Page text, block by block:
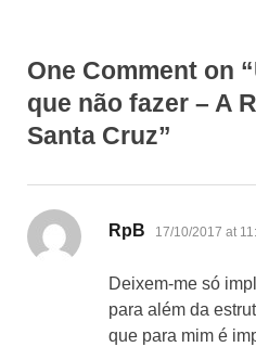
One Comment on
que não fazer – A
Santa Cruz”
RpB says:
17/10/2017 at
Deixem-me só
para além da
que para mim é